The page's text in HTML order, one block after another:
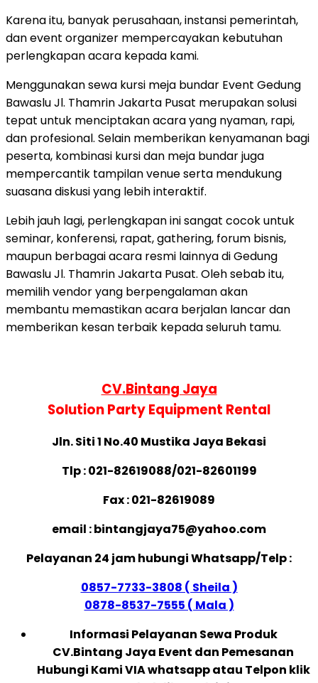
Karena itu, banyak perusahaan, instansi pemerintah,
dan event organizer mempercayakan kebutuhan
perlengkapan acara kepada kami.
Menggunakan sewa kursi meja bundar Event Gedung
Bawaslu Jl. Thamrin Jakarta Pusat merupakan solusi
tepat untuk menciptakan acara yang nyaman, rapi,
dan profesional. Selain memberikan kenyamanan bagi
peserta, kombinasi kursi dan meja bundar juga
mempercantik tampilan venue serta mendukung
suasana diskusi yang lebih interaktif.
Lebih jauh lagi, perlengkapan ini sangat cocok untuk
seminar, konferensi, rapat, gathering, forum bisnis,
maupun berbagai acara resmi lainnya di Gedung
Bawaslu Jl. Thamrin Jakarta Pusat. Oleh sebab itu,
memilih vendor yang berpengalaman akan
membantu memastikan acara berjalan lancar dan
memberikan kesan terbaik kepada seluruh tamu.
CV.Bintang Jaya
Solution Party Equipment Rental
Jln. Siti 1 No.40 Mustika Jaya Bekasi
Tlp : 021-82619088/021-82601199
Fax : 021-82619089
email : bintangjaya75@yahoo.com
Pelayanan 24 jam hubungi Whatsapp/Telp :
0857-7733-3808 ( Sheila )
0878-8537-7555 ( Mala )
Informasi Pelayanan Sewa Produk
CV.Bintang Jaya Event dan Pemesanan
Hubungi Kami VIA whatsapp atau Telpon klik